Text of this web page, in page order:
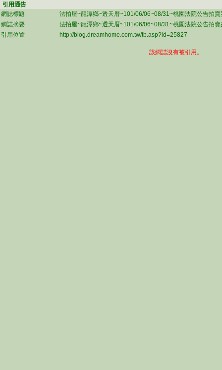
引用通告
網誌標題
法拍屋~龍潭鄉~透天厝~101/06/06~08/31~桃園法院公告拍賣
網誌摘要
法拍屋~龍潭鄉~透天厝~101/06/06~08/31~桃園法院公告拍賣
引用位置
http://blog.dreamhome.com.tw/tb.asp?id=25827
該網誌沒有被引用。